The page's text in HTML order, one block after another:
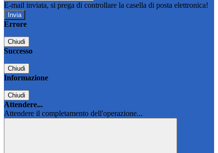
E-mail inviata, si prega di controllare la casella di posta elettronica!
Errore
Chiudi
Successo
Chiudi
Informazione
Chiudi
Attendere...
Attendere il completamento dell'operazione...